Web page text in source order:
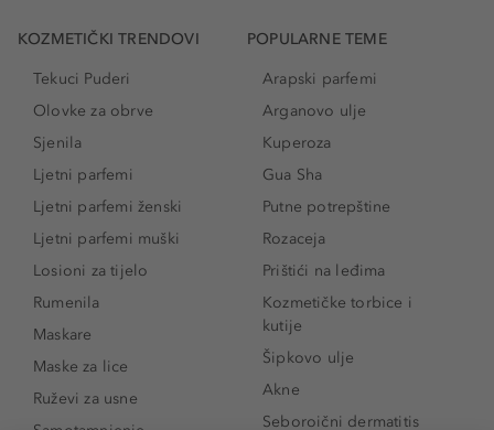
KOZMETIČKI TRENDOVI
Tekuci Puderi
Olovke za obrve
Sjenila
Ljetni parfemi
Ljetni parfemi ženski
Ljetni parfemi muški
Losioni za tijelo
Rumenila
Maskare
Maske za lice
Ruževi za usne
POPULARNE TEME
Arapski parfemi
Arganovo ulje
Kuperoza
Gua Sha
Putne potrepštine
Rozaceja
Prištići na leđima
Kozmetičke torbice i
kutije
Šipkovo ulje
Akne
Seboroični dermatitis